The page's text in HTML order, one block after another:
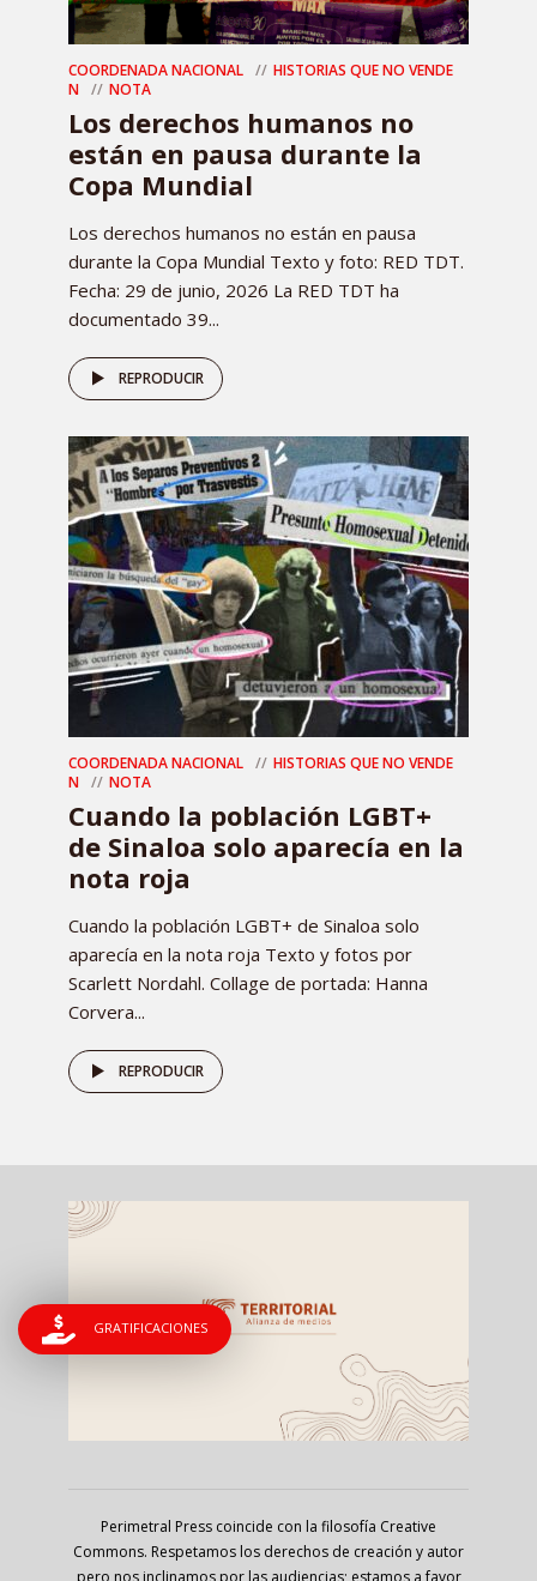
COORDENADA NACIONAL
HISTORIAS QUE NO VENDE
N
NOTA
Los derechos humanos no
están en pausa durante la
Copa Mundial
Los derechos humanos no están en pausa
durante la Copa Mundial Texto y foto: RED TDT.
Fecha: 29 de junio, 2026 La RED TDT ha
documentado 39...
REPRODUCIR
COORDENADA NACIONAL
HISTORIAS QUE NO VENDE
N
NOTA
Cuando la población LGBT+
de Sinaloa solo aparecía en la
nota roja
Cuando la población LGBT+ de Sinaloa solo
aparecía en la nota roja Texto y fotos por
Scarlett Nordahl. Collage de portada: Hanna
Corvera...
REPRODUCIR
Perimetral Press coincide con la filosofía Creative
Commons. Respetamos los derechos de creación y autor
GRATIFICACIONES